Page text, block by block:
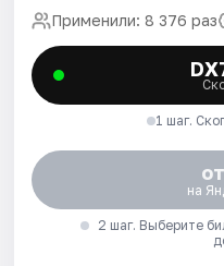
Применили: 8 376 раз
1 шаг.
на
2 шаг. Выберите